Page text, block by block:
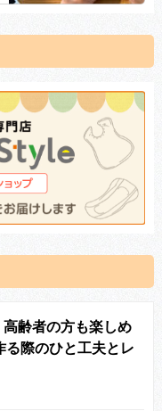
高齢者の方も楽しめ
る際のひと工夫とレ